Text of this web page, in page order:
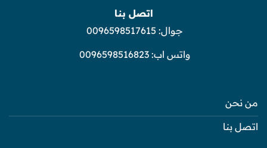
اتصل بنا
جوال: 0096598517615
واتس اب:0096598516823
من نحن
اتصل بنا